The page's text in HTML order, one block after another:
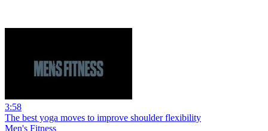
3:58
The best yoga moves to improve shoulder flexibility
Men's Fitness